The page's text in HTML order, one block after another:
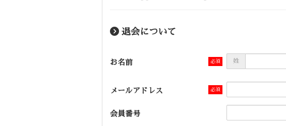
退会について
お名前 姓
メールアドレス
会員番号